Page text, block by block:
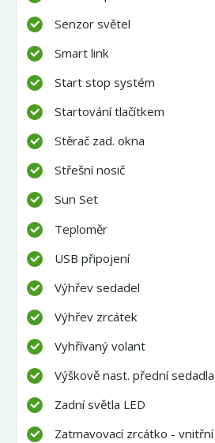
Senzor světel
Smart link
Start stop systém
Startování tlačítkem
Stěrač zad. okna
Střešní nosič
Sun Set
Teploměr
USB připojení
Výhřev sedadel
Výhřev zrcátek
Vyhřívaný volant
Výškově nast. přední sedadla
Zadní světla LED
Zatmavovací zrcátko - vnitřní